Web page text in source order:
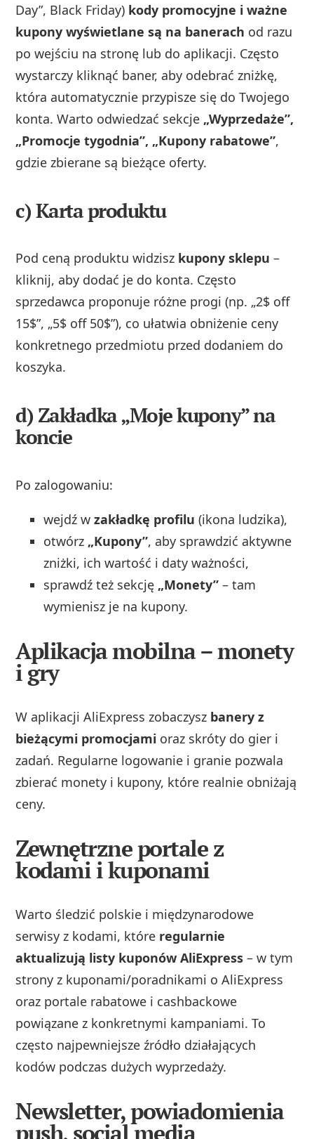
Day”, Black Friday) kody promocyjne i ważne
kupony wyświetlane są na banerach od razu
po wejściu na stronę lub do aplikacji. Często
wystarczy kliknąć baner, aby odebrać zniżkę,
która automatycznie przypisze się do Twojego
konta. Warto odwiedzać sekcje „Wyprzedaże”,
„Promocje tygodnia”, „Kupony rabatowe”,
gdzie zbierane są bieżące oferty.
c) Karta produktu
Pod ceną produktu widzisz kupony sklepu –
kliknij, aby dodać je do konta. Często
sprzedawca proponuje różne progi (np. „2$ off
15$”, „5$ off 50$”), co ułatwia obniżenie ceny
konkretnego przedmiotu przed dodaniem do
koszyka.
d) Zakładka „Moje kupony” na
koncie
Po zalogowaniu:
wejdź wzakładkę profilu (ikona ludzika),
otwórz „Kupony”, aby sprawdzić aktywne
zniżki, ich wartość i daty ważności,
sprawdź też sekcję „Monety” – tam
wymienisz je na kupony.
Aplikacja mobilna – monety
i gry
W aplikacji AliExpress zobaczysz banery z
bieżącymi promocjami oraz skróty do gier i
zadań. Regularne logowanie i granie pozwala
zbierać monety i kupony, które realnie obniżają
ceny.
Zewnętrzne portale z
kodami i kuponami
Warto śledzić polskie i międzynarodowe
serwisy z kodami, które regularnie
aktualizują listy kuponów AliExpress – w tym
strony z kuponami/poradnikami o AliExpress
oraz portale rabatowe i cashbackowe
powiązane z konkretnymi kampaniami. To
często najpewniejsze źródło działających
kodów podczas dużych wyprzedaży.
Newsletter, powiadomienia
push, social media